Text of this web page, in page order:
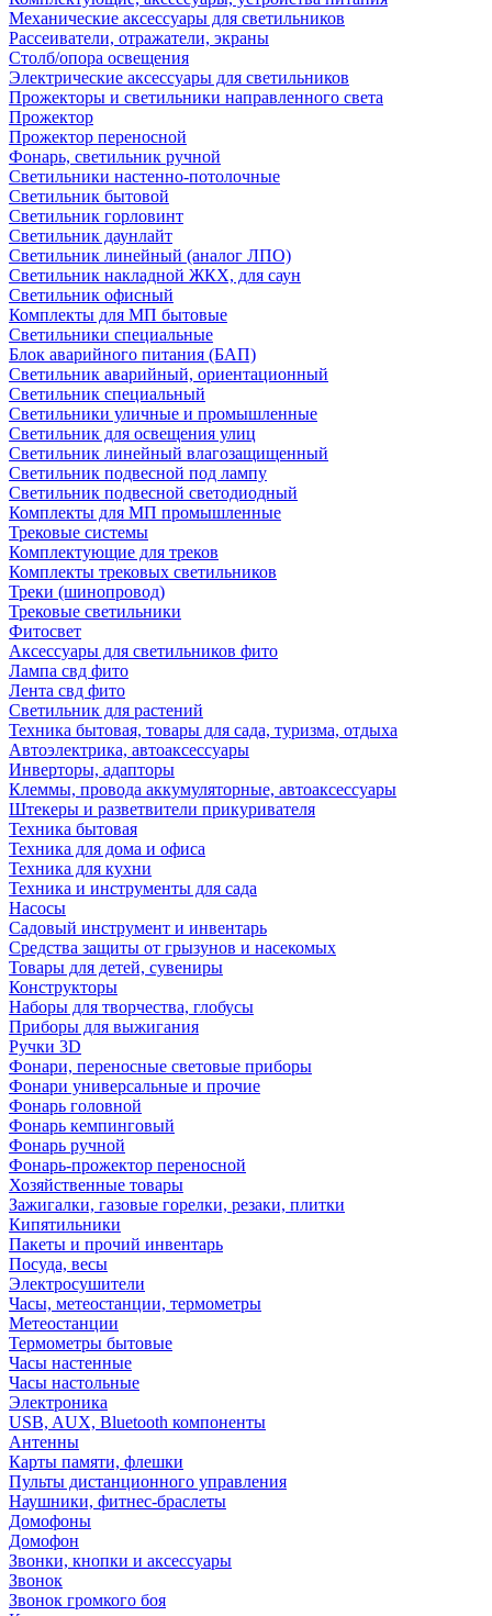
Механические аксессуары для светильников
Рассеиватели, отражатели, экраны
Столб/опора освещения
Электрические аксессуары для светильников
Прожекторы и светильники направленного света
Прожектор
Прожектор переносной
Фонарь, светильник ручной
Светильники настенно-потолочные
Светильник бытовой
Светильник горловинт
Светильник даунлайт
Светильник линейный (аналог ЛПО)
Светильник накладной ЖКХ, для саун
Светильник офисный
Комплекты для МП бытовые
Светильники специальные
Блок аварийного питания (БАП)
Светильник аварийный, ориентационный
Светильник специальный
Светильники уличные и промышленные
Светильник для освещения улиц
Светильник линейный влагозащищенный
Светильник подвесной под лампу
Светильник подвесной светодиодный
Комплекты для МП промышленные
Трековые системы
Комплектующие для треков
Комплекты трековых светильников
Треки (шинопровод)
Трековые светильники
Фитосвет
Аксессуары для светильников фито
Лампа свд фито
Лента свд фито
Светильник для растений
Техника бытовая, товары для сада, туризма, отдыха
Автоэлектрика, автоаксессуары
Инверторы, адапторы
Клеммы, провода аккумуляторные, автоаксессуары
Штекеры и разветвители прикуривателя
Техника бытовая
Техника для дома и офиса
Техника для кухни
Техника и инструменты для сада
Насосы
Садовый инструмент и инвентарь
Средства защиты от грызунов и насекомых
Товары для детей, сувениры
Конструкторы
Наборы для творчества, глобусы
Приборы для выжигания
Ручки 3D
Фонари, переносные световые приборы
Фонари универсальные и прочие
Фонарь головной
Фонарь кемпинговый
Фонарь ручной
Фонарь-прожектор переносной
Хозяйственные товары
Зажигалки, газовые горелки, резаки, плитки
Кипятильники
Пакеты и прочий инвентарь
Посуда, весы
Электросушители
Часы, метеостанции, термометры
Метеостанции
Термометры бытовые
Часы настенные
Часы настольные
Электроника
USB, AUX, Bluetooth компоненты
Антенны
Карты памяти, флешки
Пульты дистанционного управления
Наушники, фитнес-браслеты
Домофоны
Домофон
Звонки, кнопки и аксессуары
Звонок
Звонок громкого боя